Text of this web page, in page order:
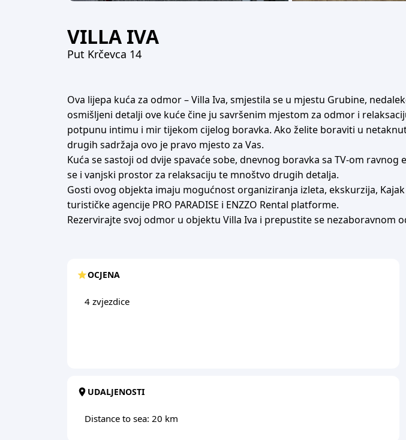
VILLA IVA
Put Krčevca 14
Ova lijepa kuća za odmor – Villa Iva, smjestila se u mjestu Grubine,
osmišljeni detalji ove kuće čine ju savršenim mjestom za odmor i
potpunu intimu i mir tijekom cijelog boravka. Ako želite boraviti u
drugih sadržaja ovo je pravo mjesto za Vas.
Kuća se sastoji od dvije spavaće sobe, dnevnog boravka sa TV-om
se i vanjski prostor za relaksaciju te mnoštvo drugih detalja.
Gosti ovog objekta imaju mogućnost organiziranja izleta, ekskurzija,
turističke agencije PRO PARADISE i ENZZO Rental platforme.
Rezervirajte svoj odmor u objektu Villa Iva i prepustite se nezaboravnom
OCJENA
4 zvjezdice
UDALJENOSTI
Distance to sea: 20 km